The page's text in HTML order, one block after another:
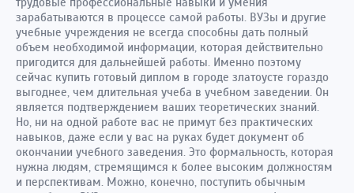
зарабатываются в процессе самой работы. ВУЗы и другие
учебные учреждения не всегда способны дать полный
объем необходимой информации, которая действительно
пригодится для дальнейшей работы. Именно поэтому
сейчас купить готовый диплом в городе златоусте гораздо
выгоднее, чем длительная учеба в учебном заведении. Он
является подтверждением ваших теоретических знаний.
Но, ни на одной работе вас не примут без практических
навыков, даже если у вас на руках будет документ об
окончании учебного заведения. Это формальность, которая
нужна людям, стремящимся к более высоким должностям
и перспективам. Можно, конечно, поступить обычным